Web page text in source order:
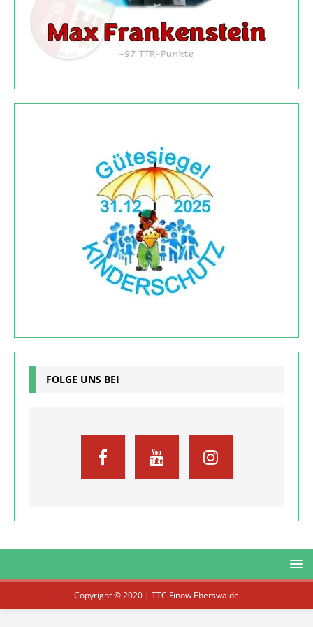
FOLGE UNS BEI
Copyright © 2020 | TTC Finow Eberswalde